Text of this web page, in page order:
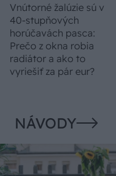
Vnútorné žalúzie sú v
40-stupňových
horúčavách pasca:
Prečo z okna robia
radiátor a ako to
vyriešiť za pár eur?
NÁVODY